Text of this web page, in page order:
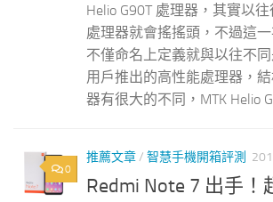
Helio G90T 處理器，其實以
處理器就會搖搖頭，不過這一
不僅命名上定義就與以往不
用戶推出的高性能處理器，
器有很大的不同，MTK Helio
0
推薦文章/ 智慧手機開箱評測
Redmi Note 7 出手！